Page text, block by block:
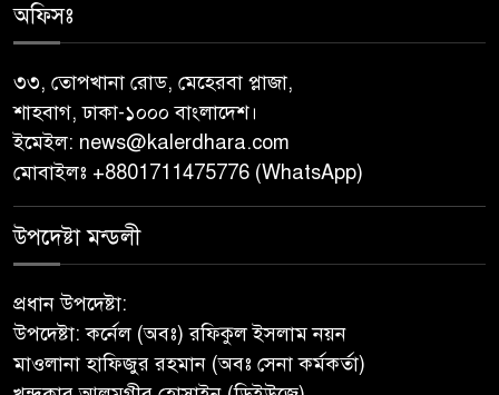
নয়নুজ্জামান মুন্সীর মতবিনিময়
জুলাই গণঅভ্যুত্থান দিবস উপলক্ষে
পিরোজপুরে নানা কর্মসূচি পালিত
‎গৌরনদীতে যথাযোগ্য মর্যাদায়
পালিত হলো ‘০৫ আগস্ট জুলাই
অফিসঃ
৩৩, তোপখানা রোড, মেহেরবা প্লাজা,
শাহবাগ, ঢাকা-১০০০ বাংলাদেশ।
ইমেইল: news@kalerdhara.com
মোবাইলঃ +8801711475776 (WhatsApp)
উপদেষ্টা মন্ডলী
প্রধান উপদেষ্টা:
উপদেষ্টা: কর্নেল (অবঃ) রফিকুল ইসলাম নয়ন
মাওলানা হাফিজুর রহমান (অবঃ সেনা কর্মকর্তা)